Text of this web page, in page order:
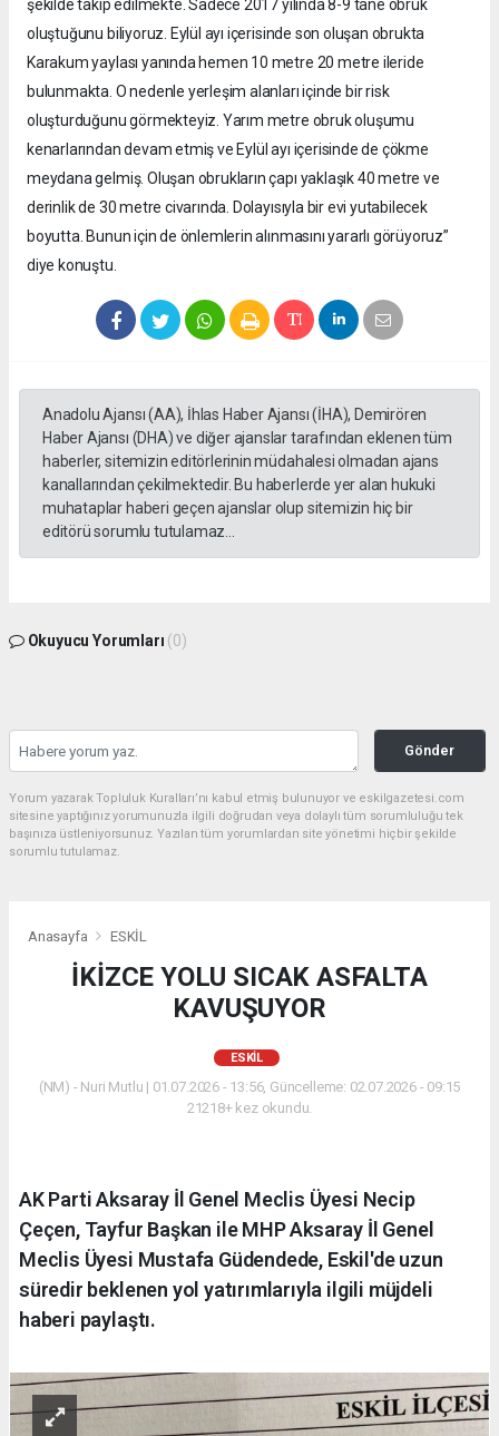
şekilde takip edilmekte. Sadece 2017 yılında 8-9 tane obruk
oluştuğunu biliyoruz. Eylül ayı içerisinde son oluşan obrukta
Karakum yaylası yanında hemen 10 metre 20 metre ileride
bulunmakta. O nedenle yerleşim alanları içinde bir risk
oluşturduğunu görmekteyiz. Yarım metre obruk oluşumu
kenarlarından devam etmiş ve Eylül ayı içerisinde de çökme
meydana gelmiş. Oluşan obrukların çapı yaklaşık 40 metre ve
derinlik de 30 metre civarında. Dolayısıyla bir evi yutabilecek
boyutta. Bunun için de önlemlerin alınmasını yararlı görüyoruz”
diye konuştu.
Anadolu Ajansı (AA), İhlas Haber Ajansı (İHA), Demirören
Haber Ajansı (DHA) ve diğer ajanslar tarafından eklenen tüm
haberler, sitemizin editörlerinin müdahalesi olmadan ajans
kanallarından çekilmektedir. Bu haberlerde yer alan hukuki
muhataplar haberi geçen ajanslar olup sitemizin hiç bir
editörü sorumlu tutulamaz...
Okuyucu Yorumları (0)
Gönder
Yorum yazarak Topluluk Kuralları’nı kabul etmiş bulunuyor ve eskilgazetesi.com
sitesine yaptığınız yorumunuzla ilgili doğrudan veya dolaylı tüm sorumluluğu tek
başınıza üstleniyorsunuz. Yazılan tüm yorumlardan site yönetimi hiçbir şekilde
sorumlu tutulamaz.
Anasayfa ESKİL
İKİZCE YOLU SICAK ASFALTA
KAVUŞUYOR
ESKİL
(NM) - Nuri Mutlu | 01.07.2026 - 13:56, Güncelleme: 02.07.2026 - 09:15
21218+ kez okundu.
AK Parti Aksaray İl Genel Meclis Üyesi Necip
Çeçen, Tayfur Başkan ile MHP Aksaray İl Genel
Meclis Üyesi Mustafa Güdendede, Eskil'de uzun
süredir beklenen yol yatırımlarıyla ilgili müjdeli
haberi paylaştı.